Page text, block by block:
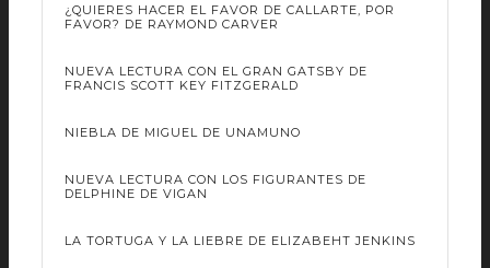
¿QUIERES HACER EL FAVOR DE CALLARTE, POR
FAVOR? DE RAYMOND CARVER
NUEVA LECTURA CON EL GRAN GATSBY DE
FRANCIS SCOTT KEY FITZGERALD
NIEBLA DE MIGUEL DE UNAMUNO
NUEVA LECTURA CON LOS FIGURANTES DE
DELPHINE DE VIGAN
LA TORTUGA Y LA LIEBRE DE ELIZABEHT JENKINS